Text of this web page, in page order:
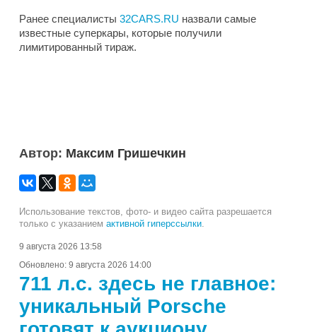
Ранее специалисты 32CARS.RU назвали самые
известные суперкары, которые получили
лимитированный тираж.
Автор: Максим Гришечкин
Использование текстов, фото- и видео сайта разрешается
только с указанием активной гиперссылки
9 августа 2026 13:58
Обновлено: 9 августа 2026 14:00
711 л.с. здесь не главное:
уникальный Porsche